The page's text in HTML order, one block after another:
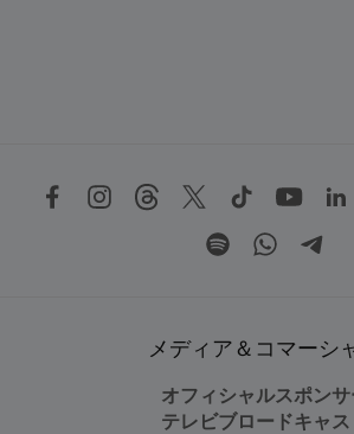
メディア＆コマーシ
オフィシャルスポンサ
テレビブロードキャス